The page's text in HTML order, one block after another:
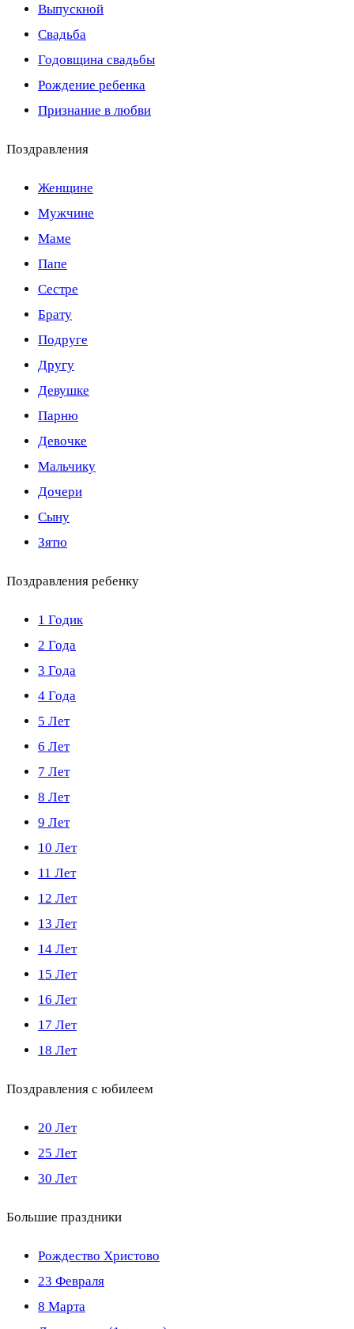
Выпускной
Свадьба
Годовщина свадьбы
Рождение ребенка
Признание в любви
Поздравления
Женщине
Мужчине
Маме
Папе
Сестре
Брату
Подруге
Другу
Девушке
Парню
Девочке
Мальчику
Дочери
Сыну
Зятю
Поздравления ребенку
1 Годик
2 Года
3 Года
4 Года
5 Лет
6 Лет
7 Лет
8 Лет
9 Лет
10 Лет
11 Лет
12 Лет
13 Лет
14 Лет
15 Лет
16 Лет
17 Лет
18 Лет
Поздравления с юбилеем
20 Лет
25 Лет
30 Лет
Большие праздники
Рождество Христово
23 Февраля
8 Марта